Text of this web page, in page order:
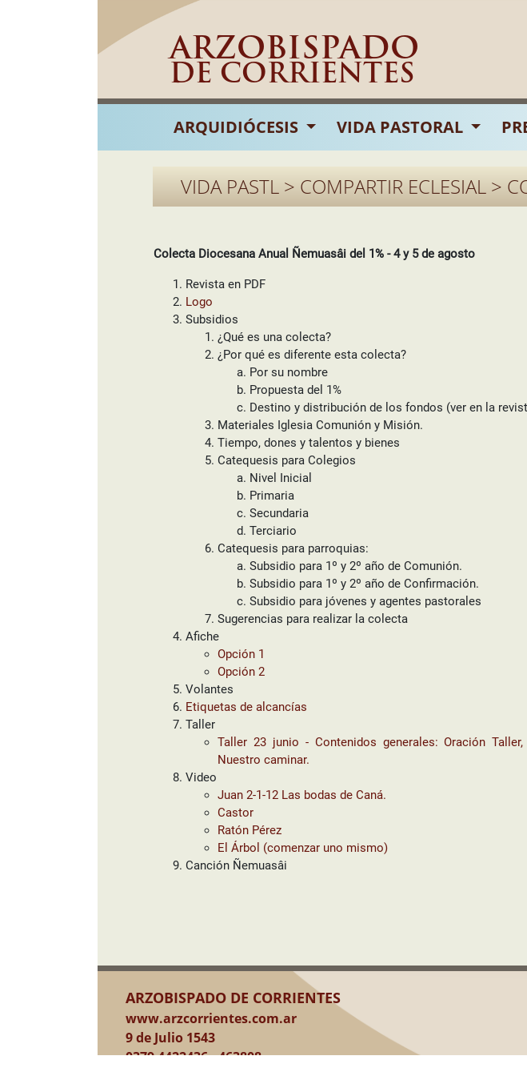
ARZOBISPADO
DE CORRIENTES
ARQUIDIÓCESIS VIDA PASTORAL
VIDA PASTL > COMPARTIR ECLESIAL >
Colecta Diocesana Anual Ñemuasâi del 1% - 4 y 5 de agosto
Revista en PDF
Logo
Subsidios
¿Qué es una colecta?
¿Por qué es diferente esta colecta?
Por su nombre
Propuesta del 1%
Destino y distribución de los fondos (ver en la
Materiales Iglesia Comunión y Misión.
Tiempo, dones y talentos y bienes
Catequesis para Colegios
Nivel Inicial
Primaria
Secundaria
Terciario
Catequesis para parroquias:
Subsidio para 1º y 2º año de Comunión.
Subsidio para 1º y 2º año de Confirmación.
Subsidio para jóvenes y agentes pastorales
Sugerencias para realizar la colecta
Afiche
Opción 1
Opción 2
Volantes
Etiquetas de alcancías
Taller
Taller 23 junio - Contenidos generales: Oración
Nuestro caminar.
Video
Juan 2-1-12 Las bodas de Caná.
Castor
Ratón Pérez
El Árbol (comenzar uno mismo)
Canción Ñemuasâi
ARZOBISPADO DE CORRIENTES
www.arzcorrientes.com.ar
9 de Julio 1543
0379 4422436 - 463808